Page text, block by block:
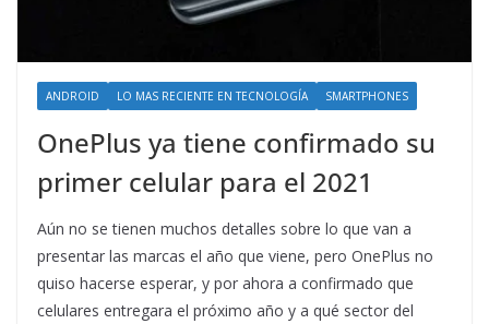
ANDROID LO MAS RECIENTE EN TECNOLOGÍA SMARTPHONES
OnePlus ya tiene confirmado su
primer celular para el 2021
Aún no se tienen muchos detalles sobre lo que van a
presentar las marcas el año que viene, pero OnePlus no
quiso hacerse esperar, y por ahora a confirmado que
celulares entregara el próximo año y a qué sector del